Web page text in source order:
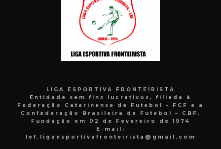
LIGA ESPORTIVA FRONTEIRISTA
Entidade sem fins lucrativos, filiada à
Federação Catarinense de Futebol – FCF e a
Confederação Brasileira de Futebol – CBF.
Fundação em 02 de Fevereiro de 1974
E-mail:
lef.ligaesportivafronteirista@gmail.com